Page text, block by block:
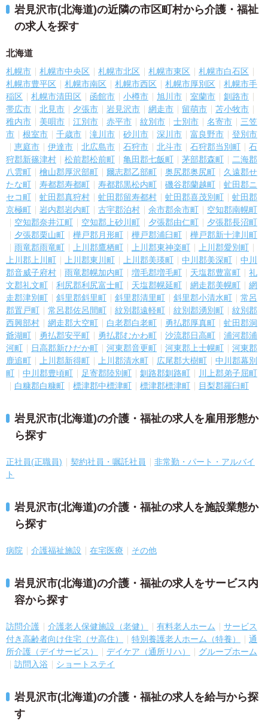
岩見沢市(北海道)の近隣の市区町村から介護・福祉
の求人を探す
北海道
札幌市 札幌市中央区 札幌市北区 札幌市東区
札幌市白石区
札幌市豊平区
札幌市南区 札幌市西区 札幌市厚別区
札幌市手
稲区
札幌市清田区 函館市 小樽市 旭川市 室蘭市
釧路市
帯広市
北見市 夕張市 岩見沢市 網走市 留萌市
苫小牧市
稚内市
美唄市 江別市 赤平市 紋別市 士別市 名寄市
三笠
市
根室市 千歳市 滝川市 砂川市 深川市 富良野市
登別市
恵庭市
伊達市 北広島市 石狩市 北斗市 石狩郡当別町
石
狩郡新篠津村
松前郡松前町 亀田郡七飯町 茅部郡森町
二海郡
八雲町
檜山郡厚沢部町 爾志郡乙部町 奥尻郡奥尻町
久遠郡せ
たな町
寿都郡寿都町 寿都郡黒松内町 磯谷郡蘭越町
虻田郡ニ
セコ町
虻田郡真狩村 虻田郡留寿都村 虻田郡喜茂別町
虻田郡
京極町
岩内郡岩内町 古宇郡泊村 余市郡余市町
空知郡南幌町
空知郡奈井江町
空知郡上砂川町 夕張郡由仁町
夕張郡長沼町
夕張郡栗山町
樺戸郡月形町 樺戸郡浦臼町
樺戸郡新十津川町
雨竜郡雨竜町
上川郡鷹栖町 上川郡東神楽町
上川郡愛別町
上川郡上川町
上川郡東川町 上川郡美瑛町 中川郡美深町
中川
郡音威子府村
雨竜郡幌加内町 増毛郡増毛町 天塩郡豊富町
礼
文郡礼文町
利尻郡利尻富士町 天塩郡幌延町 網走郡美幌町
網
走郡津別町
斜里郡斜里町 斜里郡清里町 斜里郡小清水町
常呂
郡置戸町
常呂郡佐呂間町 紋別郡遠軽町 紋別郡湧別町
紋別郡
西興部村
網走郡大空町 白老郡白老町 勇払郡厚真町
虻田郡洞
爺湖町
勇払郡安平町 勇払郡むかわ町 沙流郡日高町
浦河郡浦
河町
日高郡新ひだか町 河東郡音更町 河東郡上士幌町
河東郡
鹿追町
上川郡新得町 上川郡清水町 広尾郡大樹町
中川郡幕別
町
中川郡豊頃町 足寄郡陸別町 釧路郡釧路町
川上郡弟子屈町
白糠郡白糠町
標津郡中標津町 標津郡標津町 目梨郡羅臼町
岩見沢市(北海道)の介護・福祉の求人を雇用形態か
ら探す
正社員(正職員) 契約社員・嘱託社員
非常勤・パート・アルバイ
ト
岩見沢市(北海道)の介護・福祉の求人を施設業態か
ら探す
病院 介護福祉施設 在宅医療 その他
岩見沢市(北海道)の介護・福祉の求人をサービス内
容から探す
訪問介護 介護老人保健施設（老健） 有料老人ホーム
サービス
付き高齢者向け住宅（サ高住）
特別養護老人ホーム（特養）
通
所介護（デイサービス）
デイケア（通所リハ）
グループホーム
訪問入浴
ショートステイ
岩見沢市(北海道)の介護・福祉の求人を給与から探
す